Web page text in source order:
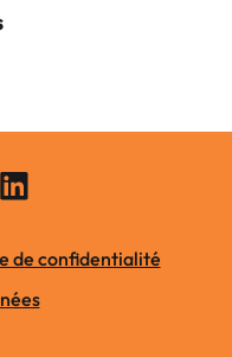
de confidentialité